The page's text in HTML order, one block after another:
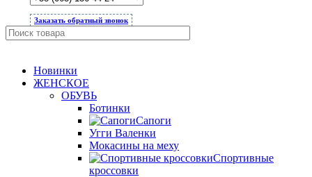
Заказать обратный звонок
Новинки
ЖЕНСКОЕ
ОБУВЬ
Ботинки
Сапоги
Угги Валенки
Мокасины на меху
Спортивные
кроссовки